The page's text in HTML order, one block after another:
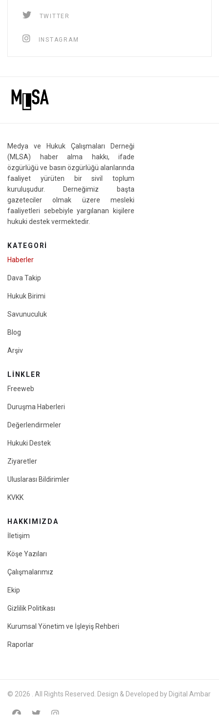
TWITTER
INSTAGRAM
Medya ve Hukuk Çalışmaları Derneği
(MLSA) haber alma hakkı, ifade
özgürlüğü ve basın özgürlüğü alanlarında
faaliyet yürüten bir sivil toplum
kuruluşudur. Derneğimiz başta
gazeteciler olmak üzere mesleki
faaliyetleri sebebiyle yargılanan kişilere
hukuki destek vermektedir.
KATEGORI
Haberler
Dava Takip
Hukuk Birimi
Savunuculuk
Blog
Arşiv
LINKLER
Freeweb
Duruşma Haberleri
Değerlendirmeler
Hukuki Destek
Ziyaretler
Uluslarası Bildirimler
KVKK
HAKKIMIZDA
İletişim
Köşe Yazıları
Çalışmalarımız
Ekip
Gizlilik Politikası
Kurumsal Yönetim ve İşleyiş Rehberi
Raporlar
© 2026 . All Rights Reserved. Design & Developed by Digital Ambar